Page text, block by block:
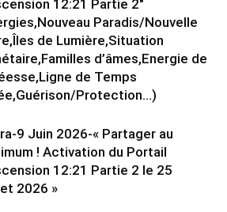
12:21 Partie 2″
Paradis/Nouvelle
de Lumière,Situation
d’âmes,Energie de
de Temps
Protection…)
9 Juin 2026-« Partager au
! Activation du Portail
12:21 Partie 2 le 25
2026 »